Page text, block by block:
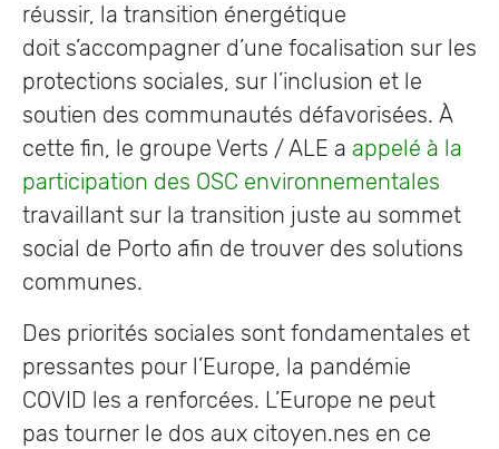
réussir, la transition énergétique
doit s’accompagner d’une focalisation sur les
protections sociales, sur l’inclusion et le
soutien des communautés défavorisées. À
cette fin, le groupe Verts / ALE a appelé à la
participation des OSC environnementales
travaillant sur la transition juste au sommet
social de Porto afin de trouver des solutions
communes.
Des priorités sociales sont fondamentales et
pressantes pour l’Europe, la pandémie
COVID les a renforcées. L’Europe ne peut
pas tourner le dos aux citoyen.nes en ce